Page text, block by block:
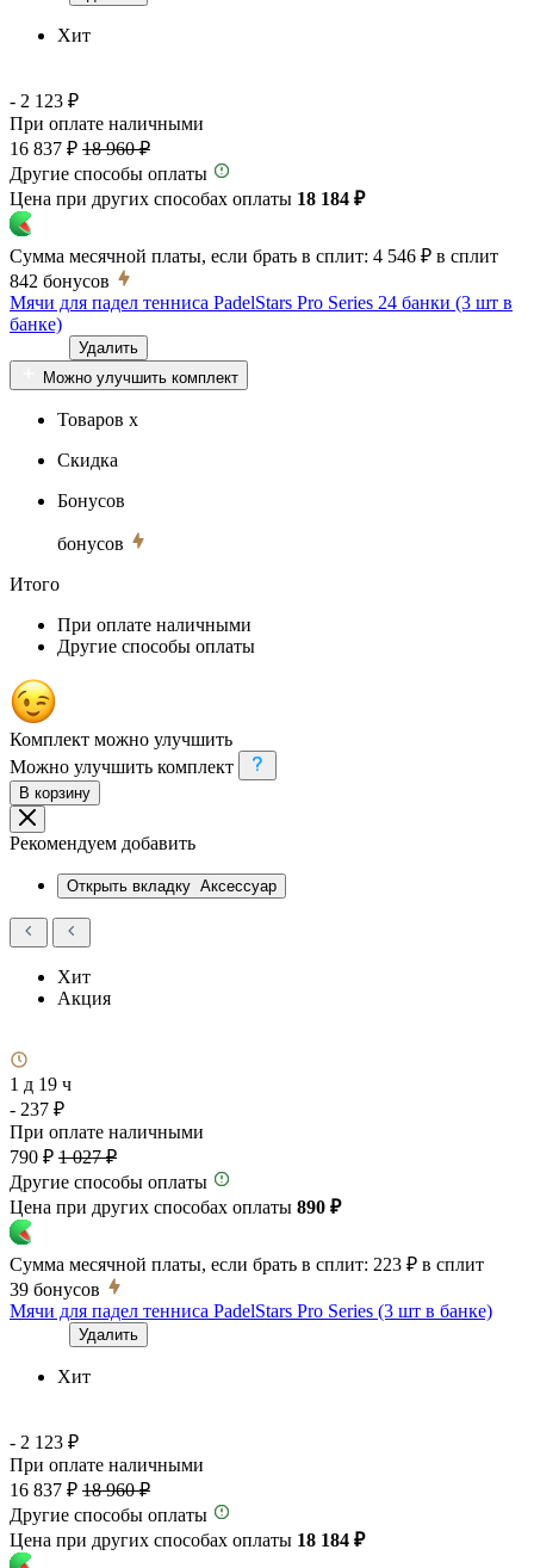
Хит
- 2 123 ₽
При оплате наличными
16 837 ₽ 18 960 ₽
Другие способы оплаты
Цена при других способах оплаты 18 184 ₽
Сумма месячной платы, если брать в сплит: 4 546 ₽ в сплит
842 бонусов
Мячи для падел тенниса PadelStars Pro Series 24 банки (3 шт в
банке)
Удалить
Можно улучшить комплект
Товаров x
Скидка
Бонусов
бонусов
Итого
При оплате наличными
Другие способы оплаты
Комплект можно улучшить
Можно улучшить комплект
В корзину
Рекомендуем добавить
Открыть вкладку Аксессуар
Хит
Акция
1 д 19 ч
- 237 ₽
При оплате наличными
790 ₽ 1 027 ₽
Другие способы оплаты
Цена при других способах оплаты 890 ₽
Сумма месячной платы, если брать в сплит: 223 ₽ в сплит
39 бонусов
Мячи для падел тенниса PadelStars Pro Series (3 шт в банке)
Удалить
Хит
- 2 123 ₽
При оплате наличными
16 837 ₽ 18 960 ₽
Другие способы оплаты
Цена при других способах оплаты 18 184 ₽